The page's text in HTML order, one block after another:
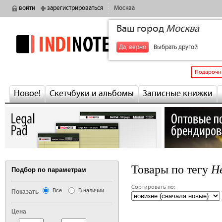
войти зарегистрироваться Москва
Ваш город Москва
Да, верно Выбрать другой
indinotes
Новое! Скетчбуки и альбомы Записные книжки
Товары по тегу
Сортировать по:
‹ предыдущая
Подбор по параметрам
Показать Все В наличии
Цена